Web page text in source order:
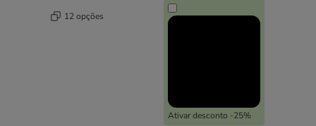
12 opções
Ativar desconto -25%